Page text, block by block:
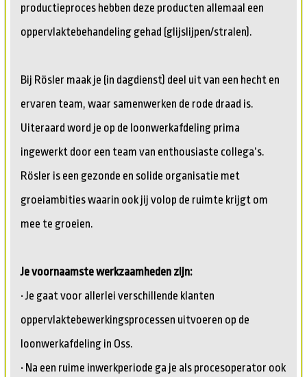
productieproces hebben deze producten allemaal een
oppervlaktebehandeling gehad (glijslijpen/stralen).
Bij Rösler maak je (in dagdienst) deel uit van een hecht en
ervaren team, waar samenwerken de rode draad is.
Uiteraard word je op de loonwerkafdeling prima
ingewerkt door een team van enthousiaste collega’s.
Rösler is een gezonde en solide organisatie met
groeiambities waarin ook jij volop de ruimte krijgt om
mee te groeien.
Je voornaamste werkzaamheden zijn:
• Je gaat voor allerlei verschillende klanten
oppervlaktebewerkingsprocessen uitvoeren op de
loonwerkafdeling in Oss.
• Na een ruime inwerkperiode ga je als procesoperator ook